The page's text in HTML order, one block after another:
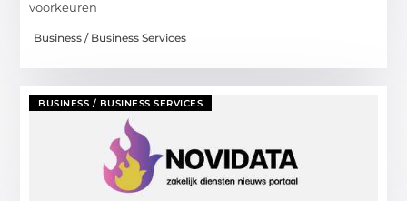
voorkeuren
Business / Business Services
BUSINESS / BUSINESS SERVICES